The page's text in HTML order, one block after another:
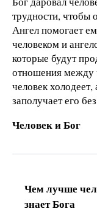
трудности, чтобы
Ангел помогает
человеком и
которые будут
отношения между
человек
заполучает его
Человек и Бог
Чем лучше
знает Бога